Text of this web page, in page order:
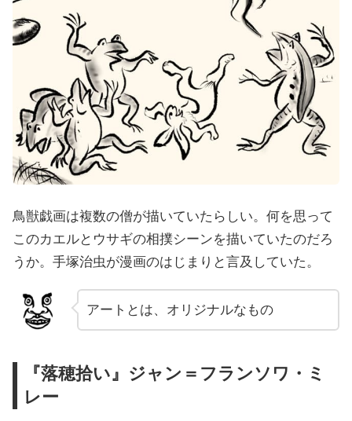
鳥獣戯画は複数の僧が描いていたらしい。何を思って
このカエルとウサギの相撲シーンを描いていたのだろ
うか。手塚治虫が漫画のはじまりと言及していた。
アートとは、オリジナルなもの
『落穂拾い』ジャン＝フランソワ・ミ
レー